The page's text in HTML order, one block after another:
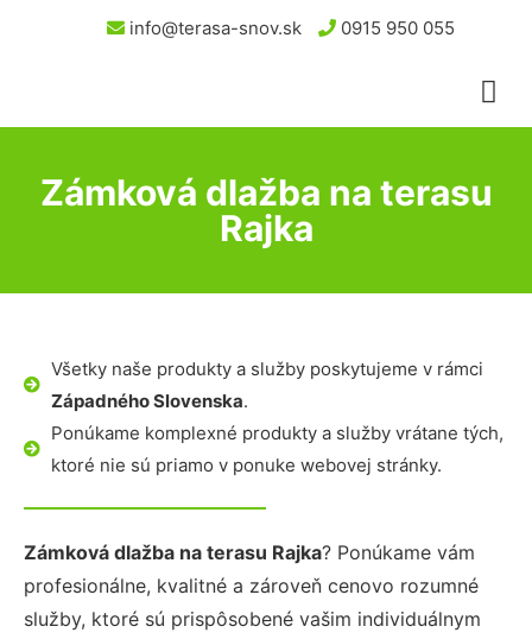
info@terasa-snov.sk 0915 950 055
Zámková dlažba na terasu
Rajka
Všetky naše produkty a služby poskytujeme v rámci
Západného Slovenska.
Ponúkame komplexné produkty a služby vrátane tých,
ktoré nie sú priamo v ponuke webovej stránky.
Zámková dlažba na terasu Rajka? Ponúkame vám
profesionálne, kvalitné a zároveň cenovo rozumné
služby, ktoré sú prispôsobené vašim individuálnym